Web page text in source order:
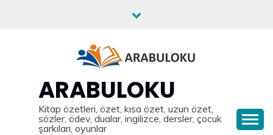
ARABULOKU
Kitap özetleri, özet, kısa özet, uzun özet,
sözler, ödev, dualar, ingilizce, dersler, çocuk
şarkıları, oyunlar